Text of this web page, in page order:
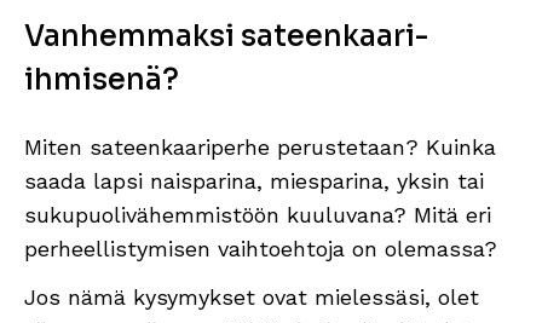
Vanhemmaksi sateenkaari-
ihmisenä?
Miten sateenkaariperhe perustetaan? Kuinka
saada lapsi naisparina, miesparina, yksin tai
sukupuolivähemmistöön kuuluvana? Mitä eri
perheellistymisen vaihtoehtoja on olemassa?
Jos nämä kysymykset ovat mielessäsi, olet